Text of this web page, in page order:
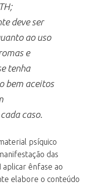
deve ser
ao uso
e
tenha
bem aceitos
caso.
psíquico
das
aplicar ênfase ao
elabore o conteúdo